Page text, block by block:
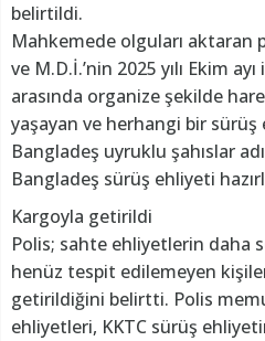
belirtildi.
Mahkemede olguları aktaran
ve M.D.İ.’nin 2025 yılı Ekim ayı
arasında organize şekilde
yaşayan ve herhangi bir
Bangladeş uyruklu şahıslar
Bangladeş sürüş ehliyeti
Kargoyla getirildi
Polis; sahte ehliyetlerin daha
henüz tespit edilemeyen kişiler
getirildiğini belirtti. Polis
ehliyetleri, KKTC sürüş